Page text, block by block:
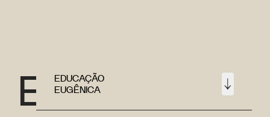
E
EDUCAÇÃO
EUGÊNICA